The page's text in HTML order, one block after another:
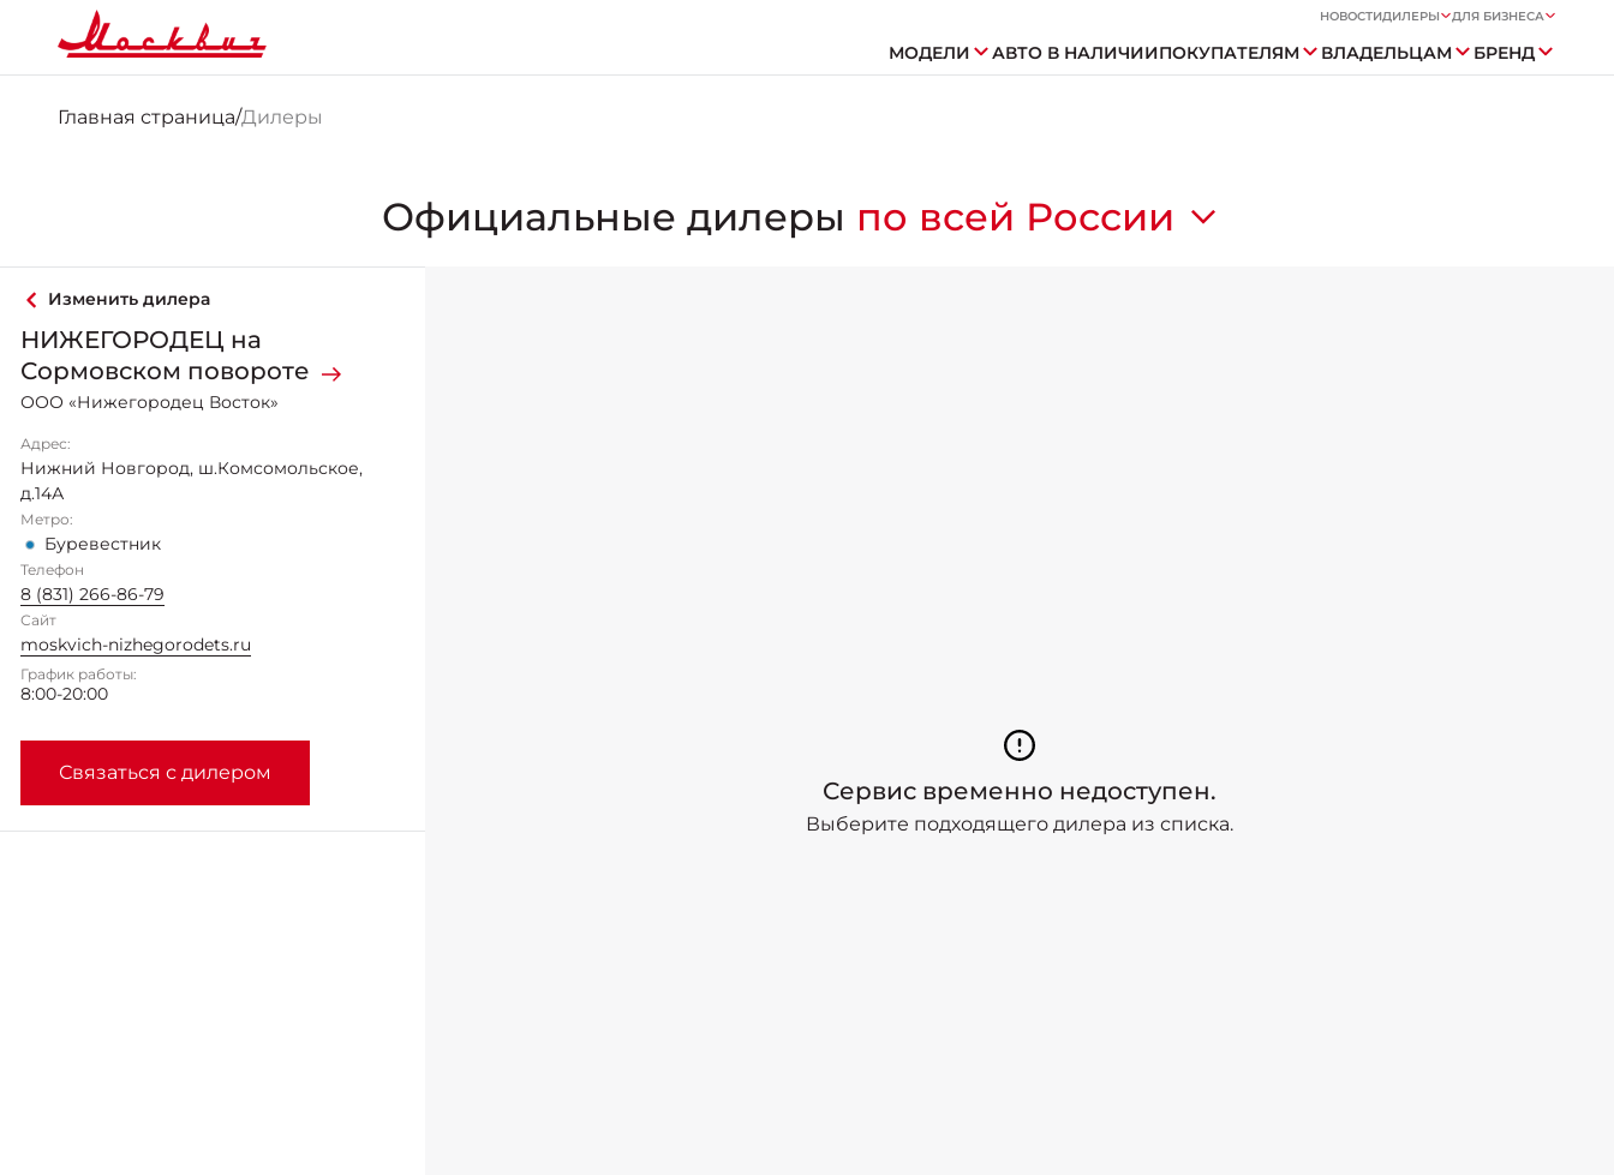
НОВОСТИДИЛЕРЫ ДЛЯ БИЗНЕСА
МОДЕЛИ АВТО В НАЛИЧИИПОКУПАТЕЛЯМ ВЛАДЕЛЬЦАМ БРЕНД
Главная страница/Дилеры
Официальные дилеры по всей России
Изменить дилера
НИЖЕГОРОДЕЦ на
Сормовском повороте
ООО «Нижегородец Восток»
Адрес:
Нижний Новгород, ш.Комсомольское,
д.14А
Метро:
Буревестник
Телефон
8 (831) 266-86-79
Сайт
moskvich-nizhegorodets.ru
График работы:
8:00-20:00
Связаться с дилером
Сервис временно недоступен.
Выберите подходящего дилера из списка.